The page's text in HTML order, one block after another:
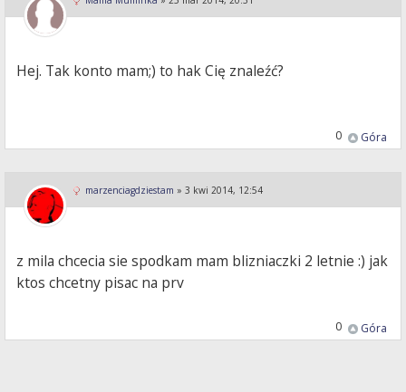
Hej. Tak konto mam;) to hak Cię znaleźć?
Góra
0
marzenciagdziestam » 3 kwi 2014, 12:54
z mila chcecia sie spodkam mam blizniaczki 2 letnie :) jak
ktos chcetny pisac na prv
Góra
0